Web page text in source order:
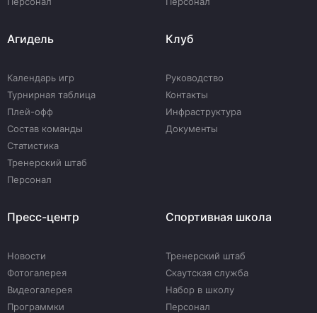
Агидель
Календарь игр
Турнирная таблица
Плей-офф
Состав команды
Статистика
Тренерский штаб
Персонал
Клуб
Руководство
Контакты
Инфраструктура
Документы
Пресс-центр
Новости
Фотогалерея
Видеогалерея
Программки
Спортивная школа
Тренерский штаб
Скаутская служба
Набор в школу
Персонал